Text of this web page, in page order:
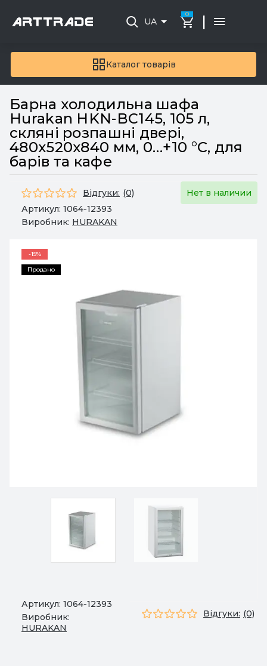
Каталог товарів
UA
0 |
Барна холодильна шафа
Hurakan HKN-BC145, 105 л,
скляні розпашні двері,
480x520x840 мм, 0…+10 °C, для
барів та кафе
Відгуки: (0)
Нет в наличии
Артикул: 1064-12393
Виробник: HURAKAN
-15%
Продано
Артикул: 1064-12393
Виробник:
HURAKAN
Відгуки: (0)